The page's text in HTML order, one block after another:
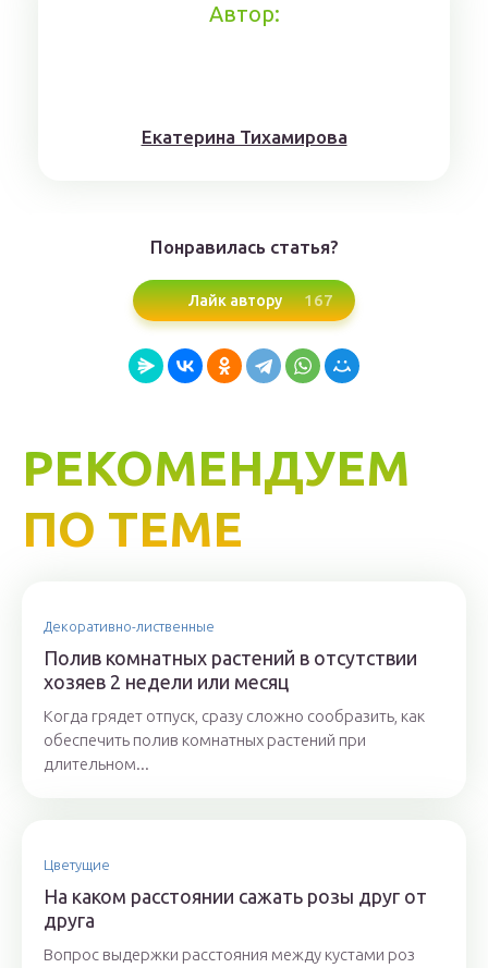
Автор:
Eкaтерина Тихaмировa
Понравилась статья?
Лайк автору 167
РЕКОМЕНДУЕМ
ПО ТЕМЕ
Декоративно-лиственные
Полив комнатных растений в отсутствии
хозяев 2 недели или месяц
Когда грядет отпуск, сразу сложно сообразить, как
обеспечить полив комнатных растений при
длительном...
Цветущие
На каком расстоянии сажать розы друг от
друга
Вопрос выдержки расстояния между кустами роз